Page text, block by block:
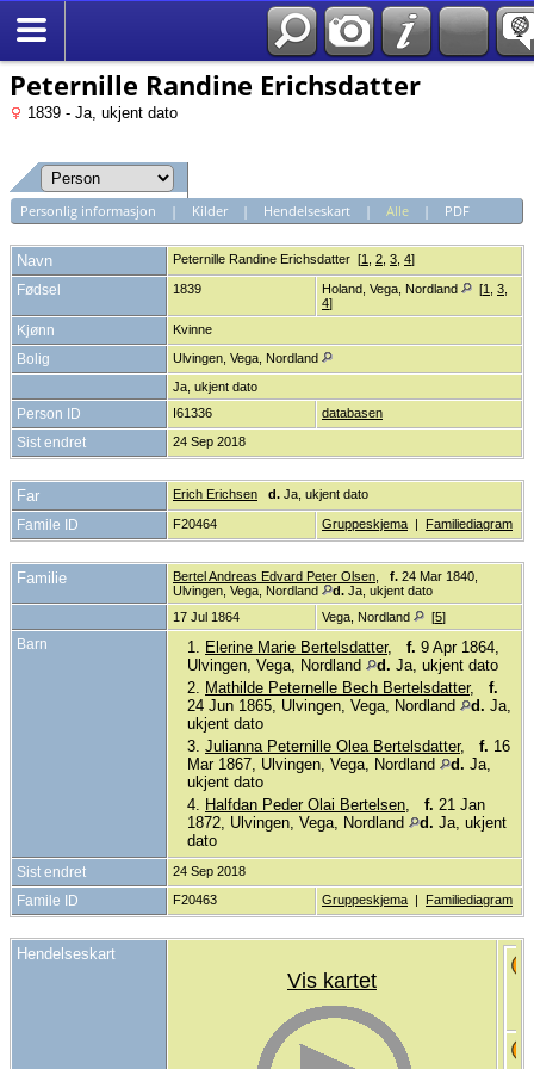
Peternille Randine Erichsdatter
1839 - Ja, ukjent dato
Personlig informasjon | Kilder| Hendelseskart| Alle| PDF
Navn Peternille Randine Erichsdatter [1 2 3 4]
Fødsel 1839 Holand, Vega, Nordland [1 3
4]
Kjønn Kvinne
Bolig
Ulvingen, Vega, Nordland
Ja, ukjent dato
Person ID I61336 databasen
Sist endret 24 Sep 2018
Far Erich Erichsen d. Ja, ukjent dato
Famile ID F20464 Gruppeskjema | Familiediagram
Familie Bertel Andreas Edvard Peter Olsen f. 24 Mar 1840,
Ulvingen, Vega, Nordland
d. Ja, ukjent dato
17 Jul 1864
Vega, Nordland [5]
Barn 1. Elerine Marie Bertelsdatter, f. 9 Apr 1864,
Ulvingen, Vega, Nordland
d. Ja, ukjent dato
2. Mathilde Peternelle Bech Bertelsdatter, f.
24 Jun 1865, Ulvingen, Vega, Nordland
d. Ja,
ukjent dato
3. Julianna Peternille Olea Bertelsdatter, f. 16
Mar 1867, Ulvingen, Vega, Nordland
d. Ja,
ukjent dato
4. Halfdan Peder Olai Bertelsen, f. 21 Jan
1872, Ulvingen, Vega, Nordland
d. Ja, ukjent
dato
Sist endret 24 Sep 2018
Famile ID F20463 Gruppeskjema | Familiediagram
Hendelseskart
Vis kartet